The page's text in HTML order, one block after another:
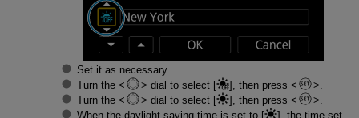
Set it as necessary.
Turn the
dial to select [ ], then press
Turn the
dial to select [ ], then press
When the daylight saving time is set to [
], the time set